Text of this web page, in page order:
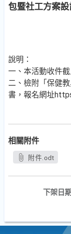
包暨社工方案設
說明：
一、本活動收件
二、檢附「保健
書，報名網址
相關附件
附件.odt
下架日